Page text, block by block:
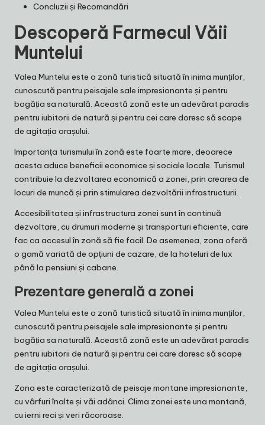
Concluzii și Recomandări
Descoperă Farmecul Văii
Muntelui
Valea Muntelui este o zonă turistică situată în inima munților,
cunoscută pentru peisajele sale impresionante și pentru
bogăția sa naturală. Această zonă este un adevărat paradis
pentru iubitorii de natură și pentru cei care doresc să scape
de agitația orașului.
Importanța turismului în zonă este foarte mare, deoarece
acesta aduce beneficii economice și sociale locale. Turismul
contribuie la dezvoltarea economică a zonei, prin crearea de
locuri de muncă și prin stimularea dezvoltării infrastructurii.
Accesibilitatea și infrastructura zonei sunt în continuă
dezvoltare, cu drumuri moderne și transporturi eficiente, care
fac ca accesul în zonă să fie facil. De asemenea, zona oferă
o gamă variată de opțiuni de cazare, de la hoteluri de lux
până la pensiuni și cabane.
Prezentare generală a zonei
Valea Muntelui este o zonă turistică situată în inima munților,
cunoscută pentru peisajele sale impresionante și pentru
bogăția sa naturală. Această zonă este un adevărat paradis
pentru iubitorii de natură și pentru cei care doresc să scape
de agitația orașului.
Zona este caracterizată de peisaje montane impresionante,
cu vârfuri înalte și văi adânci. Clima zonei este una montană,
cu ierni reci și veri răcoroase.